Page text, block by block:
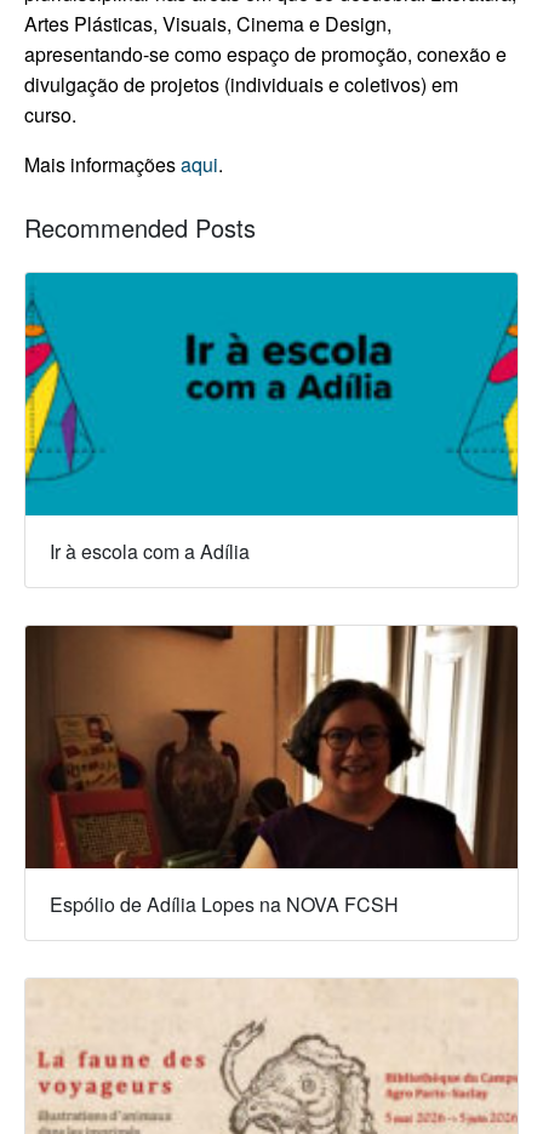
Artes Plásticas, Visuais, Cinema e Design,
apresentando-se como espaço de promoção, conexão e
divulgação de projetos (individuais e coletivos) em
curso.
Mais informaçõesaqui.
Recommended Posts
Ir à escola com a Adília
Espólio de Adília Lopes na NOVA FCSH